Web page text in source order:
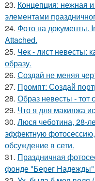
23. Концепция: нежная
элементами
24. Фото на документы.
Attached.
25. Чек - лист невесты:
образу.
26. Создай не меняя
27. Промпт: Создай
28. Образ невесты - тот
29. Что я для макияжа
30. Люся чеботина, 28-
эффектную
обсуждение в сети.
31. Праздничная
фонде "Берег Надежды"